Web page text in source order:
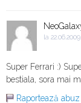
la
Super Ferrari :)
bestiala, sora mai
Raportează abuz